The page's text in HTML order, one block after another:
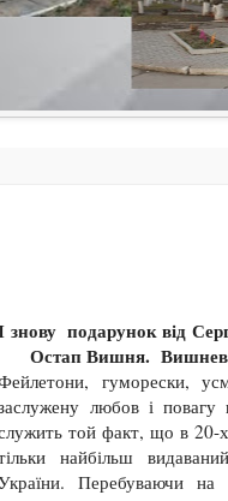
знову подарунок від
Остап Вишня. Вишневі
гуморески,
любов і
той факт, що в 20-
найбільш
Перебуваючи на